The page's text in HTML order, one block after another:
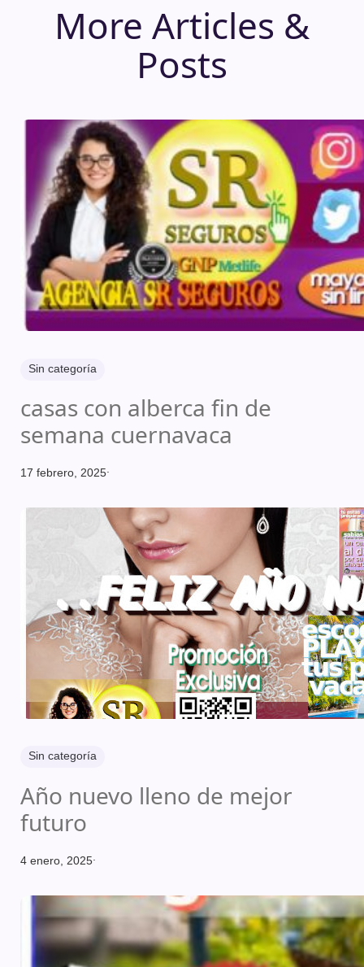
More Articles &
Posts
Sin categoría
casas con alberca fin de
semana cuernavaca
17 febrero, 2025
Sin categoría
Año nuevo lleno de mejor
futuro
4 enero, 2025